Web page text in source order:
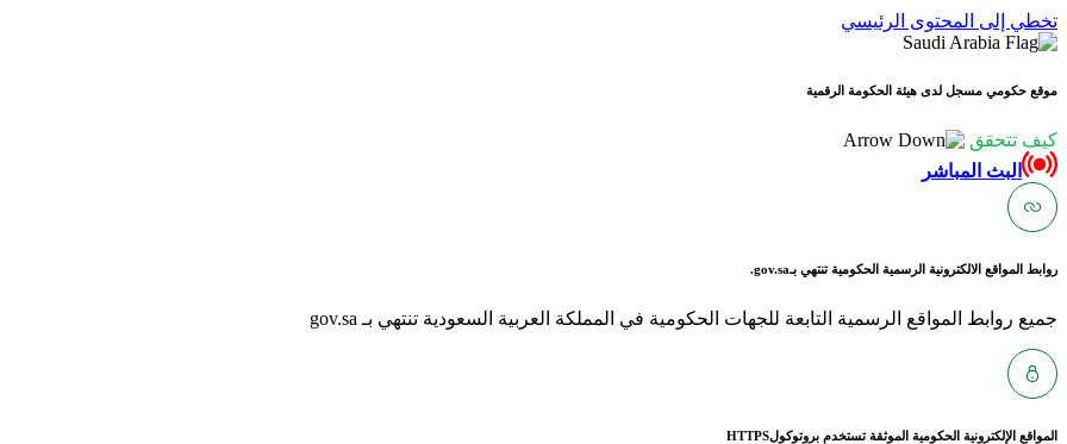
تخطي إلى المحتوى الرئيسي
موقع حكومي مسجل لدى هيئة الحكومة الرقمية
كيف تتحقق
البث المباشر
روابط المواقع الالكترونية الرسمية الحكومية تنتهي بـgov.sa.
جميع روابط المواقع الرسمية التابعة للجهات الحكومية في المملكة العربية السعودية تنتهي بـ gov.sa
المواقع الإلكترونية الحكومية الموثقة تستخدم بروتوكولHTTPS